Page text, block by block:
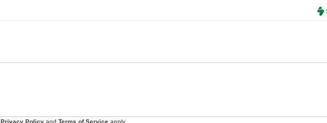
Privacy Policy and Terms of Service apply.